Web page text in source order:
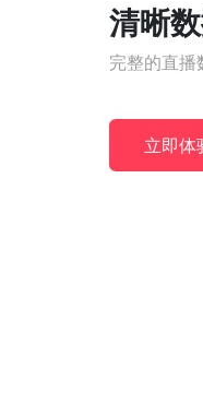
清晰
完整的直
立即体